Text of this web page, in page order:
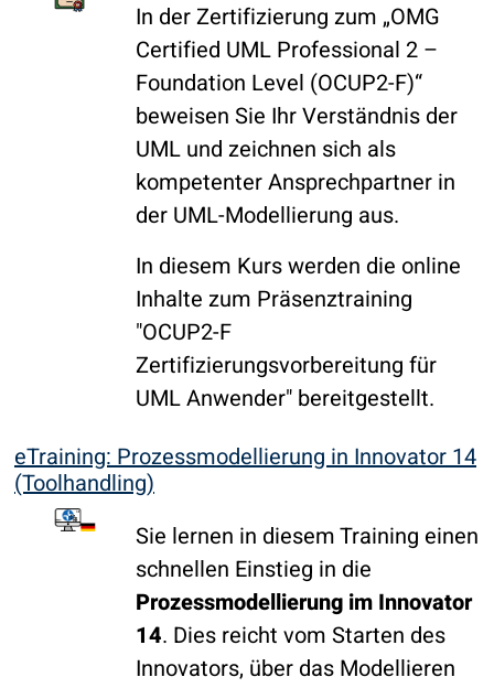
In der Zertifizierung zum „OMG
Certified UML Professional 2 –
Foundation Level (OCUP2-F)“
beweisen Sie Ihr Verständnis der
UML und zeichnen sich als
kompetenter Ansprechpartner in
der UML-Modellierung aus.
In diesem Kurs werden die online
Inhalte zum Präsenztraining
"OCUP2-F
Zertifizierungsvorbereitung für
UML Anwender" bereitgestellt.
eTraining: Prozessmodellierung in Innovator 14
(Toolhandling)
Sie lernen in diesem Training einen
schnellen Einstieg in die
Prozessmodellierung im Innovator
14. Dies reicht vom Starten des
Innovators, über das Modellieren